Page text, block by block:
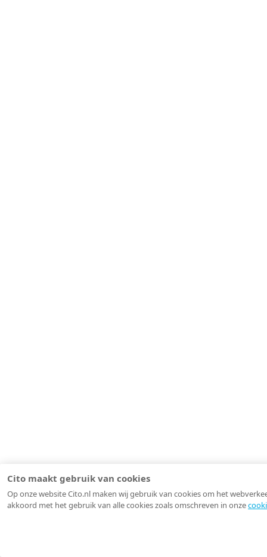
Cito maakt gebruik van cookies
Op onze website Cito.nl maken wij gebruik van cookies om het
akkoord met het gebruik van alle cookies zoals omschreven in onze